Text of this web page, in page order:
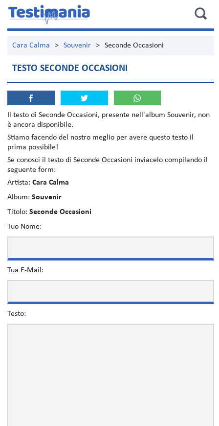
Cara Calma > Souvenir > Seconde Occasioni
TESTO SECONDE OCCASIONI
Il testo di Seconde Occasioni, presente nell'album Souvenir, non
è ancora disponibile.
Stiamo facendo del nostro meglio per avere questo testo il
prima possibile!
Se conosci il testo di Seconde Occasioni inviacelo compilando il
seguente form:
Artista: Cara Calma
Album: Souvenir
Titolo: Seconde Occasioni
Tuo Nome:
Tua E-Mail:
Testo: